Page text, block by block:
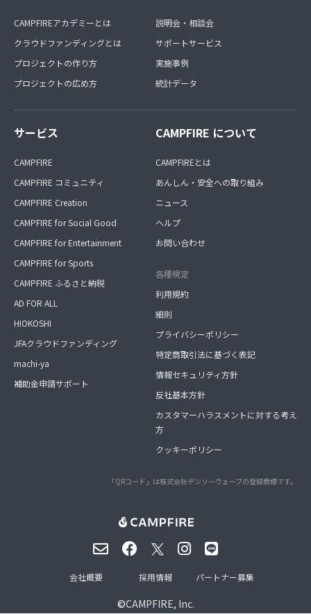
CAMPFIREアカデミーとは
クラウドファンディングとは
プロジェクトの作り方
プロジェクトの広め方
説明会・相談会
サポートサービス
実施事例
統計データ
サービス
CAMPFIRE
CAMPFIRE コミュニティ
CAMPFIRE Creation
CAMPFIRE for Social Good
CAMPFIRE for Entertainment
CAMPFIRE for Sports
CAMPFIRE ふるさと納税
AD FOR ALL
HIOKOSHI
JFAクラウドファンディング
machi-ya
補助金申請サポート
CAMPFIRE について
CAMPFIREとは
あんしん・安全への取り組み
ニュース
ヘルプ
お問い合わせ
各種規定
利用規約
細則
プライバシーポリシー
特定商取引法に基づく表記
情報セキュリティ方針
反社基本方針
カスタマーハラスメントに対する考え
方
クッキーポリシー
「QRコード」は株式会社デンソーウェーブの登録商標です。
©CAMPFIRE, Inc.
会社概要 採用情報 パートナー募集